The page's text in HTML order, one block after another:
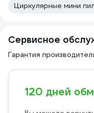
Циркулярные мини
Сервисное
Гарантия
120 дней